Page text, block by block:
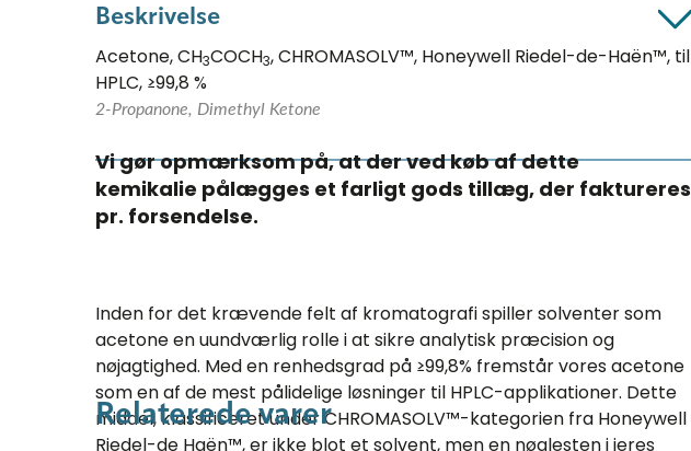
Beskrivelse
Acetone, CH3COCH3, CHROMASOLV™, Honeywell Riedel-de-Haën™, til
HPLC, ≥99,8 %
2-Propanone, Dimethyl Ketone
Vi gør opmærksom på, at der ved køb af dette
kemikalie pålægges et farligt gods tillæg, der faktureres
pr. forsendelse.​
Inden for det krævende felt af kromatografi spiller solventer som
acetone en uundværlig rolle i at sikre analytisk præcision og
nøjagtighed. Med en renhedsgrad på ≥99,8% fremstår vores acetone
som en af de mest pålidelige løsninger til HPLC-applikationer. Dette
middel, klassificeret under CHROMASOLV™-kategorien fra Honeywell
Riedel-de Haën™, er ikke blot et solvent, men en nøglesten i jeres
Relaterede varer